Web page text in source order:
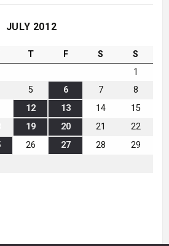
JULY 2012
T F S
S
1
5 6 7
8
12 13 14
15
19 20 21
22
26 27 28
29